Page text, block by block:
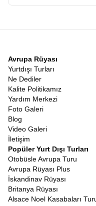
Sadece İngiltere değil, tüm
açısından bakıldığında
ödediğiniz ücretin
gezmek kültürel keşiflerin
ruhunuzun daha da
Dünya, keşfedilmeyi
bu hazinenin en parlak
meraklısı olun ister doğa
isteyen bir gezgin bu
mutlaka vardır. Avrupa
kusursuz organizasyon
hazırlayıp yola çıkma
Turuveİrlanda Turu
gibi
tek bir seferde,
Rüyası Büyük Britanya
Avrupa Rüyası
Yurtdışı Turları
Ne Dediler
Kalite Politikamız
Yardım Merkezi
Foto Galeri
Blog
Video Galeri
İletişim
Popüler Yurt Dışı Turları
Otobüsle Avrupa Turu
Avrupa Rüyası Plus
İskandinav Rüyası
Britanya Rüyası
Alsace Noel Kasabaları